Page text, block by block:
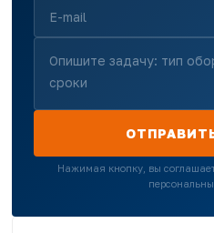
Нажимая кнопку, вы